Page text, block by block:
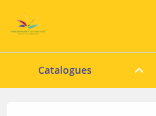
Catalogues